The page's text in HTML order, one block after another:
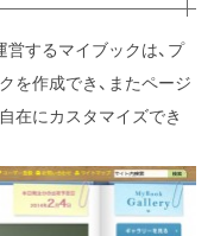
するマイブックは、プ
を作成でき、またページ
在にカスタマイズでき